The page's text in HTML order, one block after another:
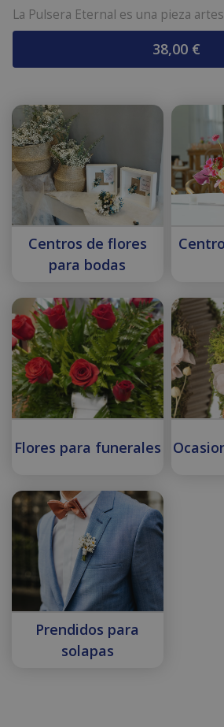
La Pulsera Eternal es una pieza
38,00 €
Centros de flores
para bodas
Flores para funerales
Prendidos para
solapas